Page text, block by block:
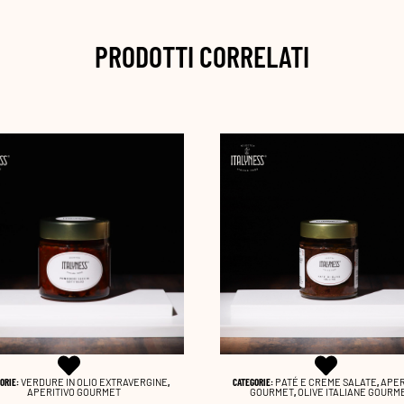
PRODOTTI CORRELATI
PATÉ E CREME SALATE,APERITIVO
,OLIVE ITALIANE GOURMET
CATEGORIE: PATÉ E CREME SALATE,
GOURMET,VERDURE IN OLIO